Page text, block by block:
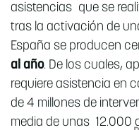
asistencias que se
tras la activación de
España se producen
al año. De los cuales,
requiere asistencia en
de 4 millones de
media de unas 12.000